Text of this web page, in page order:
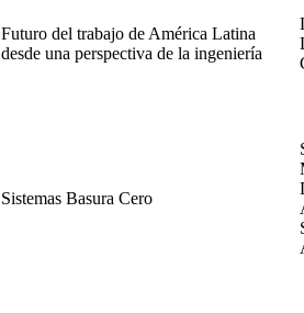
Futuro del trabajo de América Latina
desde una perspectiva de la ingeniería
Sistemas Basura Cero